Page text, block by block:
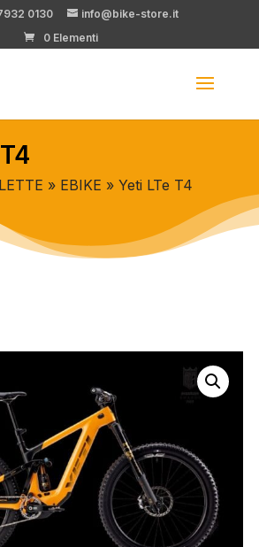
0130
info@bike-store.it
0 Elementi
» EBIKE » Yeti LTe T4